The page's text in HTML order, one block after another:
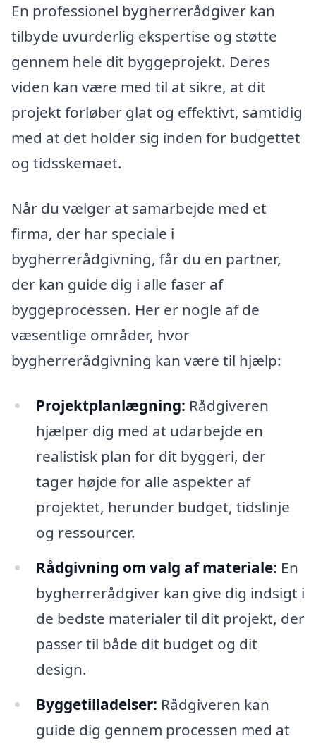
En professionel bygherrerådgiver kan
tilbyde uvurderlig ekspertise og støtte
gennem hele dit byggeprojekt. Deres
viden kan være med til at sikre, at dit
projekt forløber glat og effektivt, samtidig
med at det holder sig inden for budgettet
og tidsskemaet.
Når du vælger at samarbejde med et
firma, der har speciale i
bygherrerådgivning, får du en partner,
der kan guide dig i alle faser af
byggeprocessen. Her er nogle af de
væsentlige områder, hvor
bygherrerådgivning kan være til hjælp:
Projektplanlægning: Rådgiveren
hjælper dig med at udarbejde en
realistisk plan for dit byggeri, der
tager højde for alle aspekter af
projektet, herunder budget, tidslinje
og ressourcer.
Rådgivning om valg af materiale: En
bygherrerådgiver kan give dig indsigt i
de bedste materialer til dit projekt, der
passer til både dit budget og dit
design.
Byggetilladelser: Rådgiveren kan
guide dig gennem processen med at